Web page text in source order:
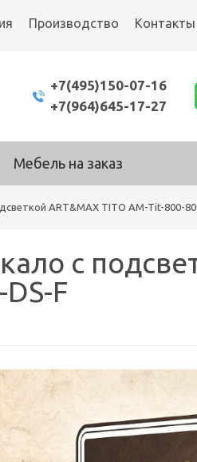
Производство Контакты
+7(495)150-07-16
+7(964)645-17-27
Мебель на заказ
ART&MAX TITO AM-Tit-800-
с
F